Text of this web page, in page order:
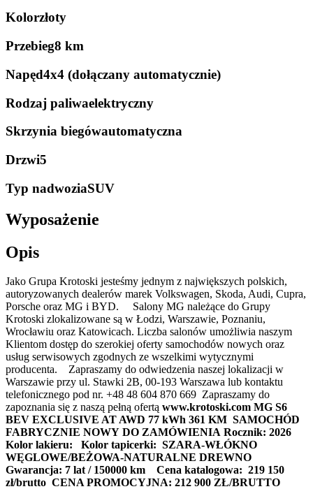
Kolorzłoty
Przebieg8 km
Napęd4x4 (dołączany automatycznie)
Rodzaj paliwaelektryczny
Skrzynia biegówautomatyczna
Drzwi5
Typ nadwoziaSUV
Wyposażenie
Opis
Jako Grupa Krotoski jesteśmy jednym z największych polskich,
autoryzowanych dealerów marek Volkswagen, Skoda, Audi, Cupra,
Porsche oraz MG i BYD. Salony MG należące do Grupy
Krotoski zlokalizowane są w Łodzi, Warszawie, Poznaniu,
Wrocławiu oraz Katowicach. Liczba salonów umożliwia naszym
Klientom dostęp do szerokiej oferty samochodów nowych oraz
usług serwisowych zgodnych ze wszelkimi wytycznymi
producenta. Zapraszamy do odwiedzenia naszej lokalizacji w
Warszawie przy ul. Stawki 2B, 00-193 Warszawa lub kontaktu
telefonicznego pod nr. +48 48 604 870 669 Zapraszamy do
zapoznania się z naszą pełną ofertą www.krotoski.com MG S6
BEV EXCLUSIVE AT AWD 77 kWh 361 KM SAMOCHÓD
FABRYCZNIE NOWY DO ZAMÓWIENIA Rocznik: 2026
Kolor lakieru:
Kolor tapicerki: SZARA-WŁÓKNO
WĘGLOWE/BEŻOWA-NATURALNE DREWNO
Gwarancja: 7 lat / 150000 km
Cena katalogowa: 219 150
zł/brutto CENA PROMOCYJNA: 212 900 ZŁ/BRUTTO